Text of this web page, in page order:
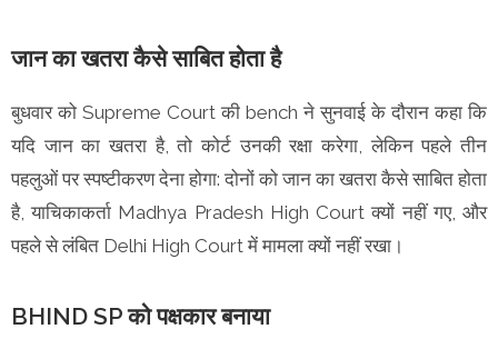
जान का खतरा कैसे साबित होता है
बुधवार को Supreme Court की bench ने सुनवाई के दौरान कहा कि
यदि जान का खतरा है, तो कोर्ट उनकी रक्षा करेगा, लेकिन पहले तीन
पहलुओं पर स्पष्टीकरण देना होगा: दोनों को जान का खतरा कैसे साबित होता
है, याचिकाकर्ता Madhya Pradesh High Court क्यों नहीं गए, और
पहले से लंबित Delhi High Court में मामला क्यों नहीं रखा।
BHIND SP को पक्षकार बनाया